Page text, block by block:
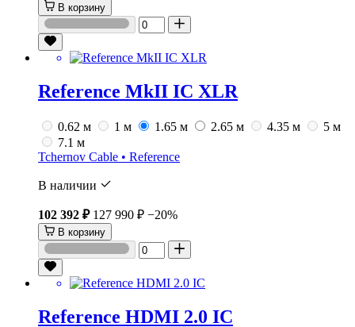
В корзину
Reference MkII IC XLR
0.62 м 1 м 1.65 м 2.65 м 4.35 м
5 м
7.1 м
Tchernov Cable • Reference
В наличии
102 392 ₽ 127 990 ₽ −20%
В корзину
Reference HDMI 2.0 IC